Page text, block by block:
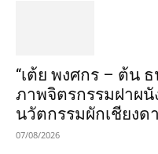
“เต้ย พงศกร – ต้น
ภาพจิตรกรรมฝาผนั
นวัตกรรมผักเชียงด
07/08/2026